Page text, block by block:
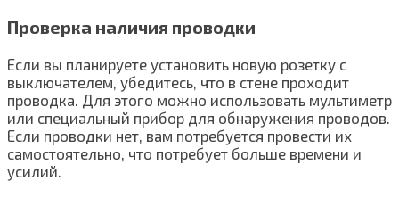
Проверка наличия проводки
Если вы планируете установить новую розетку с
выключателем, убедитесь, что в стене проходит
проводка. Для этого можно использовать мультиметр
или специальный прибор для обнаружения проводов.
Если проводки нет, вам потребуется провести их
самостоятельно, что потребует больше времени и
усилий.